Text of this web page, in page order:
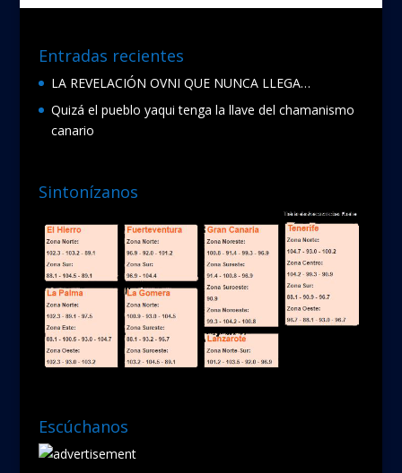
Entradas recientes
LA REVELACIÓN OVNI QUE NUNCA LLEGA…
Quizá el pueblo yaqui tenga la llave del chamanismo
canario
Sintonízanos
Escúchanos